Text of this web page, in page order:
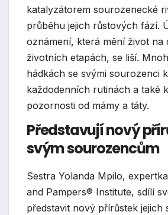
katalyzátorem sourozenecké
průběhu jejich růstových fází.
oznámení, která mění život na
životních etapách, se liší.
hádkách se svými sourozenci
každodenních rutinách a také
pozornosti od mámy a táty.
Představují nový
svým sourozencům
Sestra Yolanda Mpilo,
and Pampers® Institute, sdílí
představit nový přírůstek jejich